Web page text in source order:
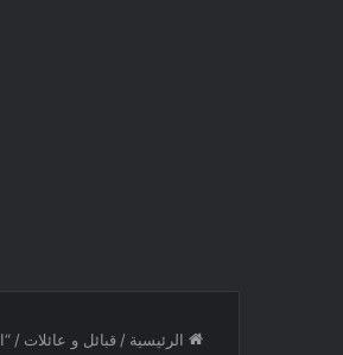
الرئيسية / قبائل و عائلات /